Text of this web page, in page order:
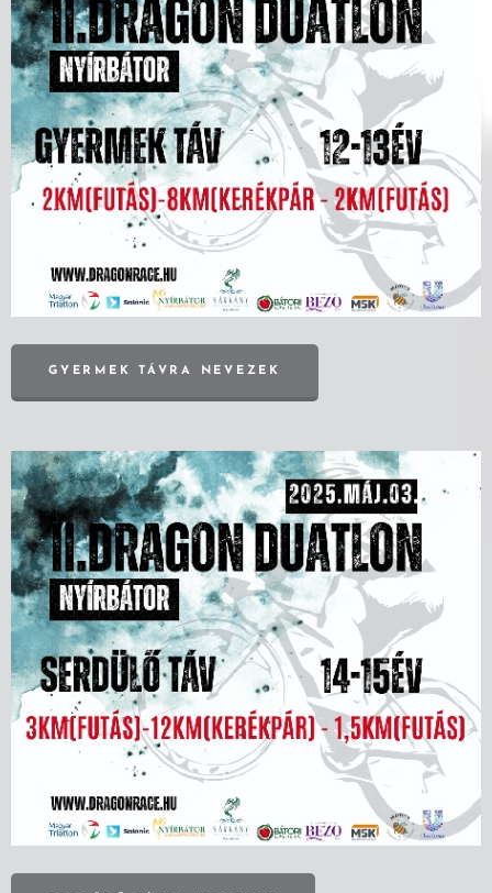
GYERMEK TÁVRA NEVEZEK